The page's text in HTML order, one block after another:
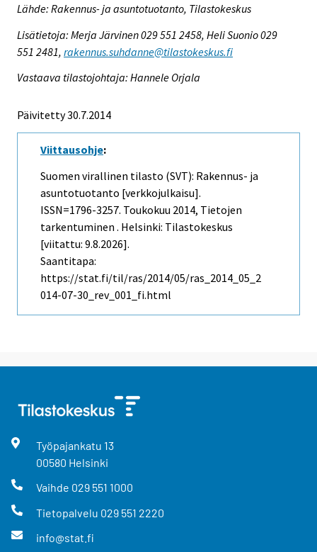
Lähde: Rakennus- ja asuntotuotanto, Tilastokeskus
Lisätietoja: Merja Järvinen 029 551 2458, Heli Suonio 029
551 2481, rakennus.suhdanne@tilastokeskus.fi
Vastaava tilastojohtaja: Hannele Orjala
Päivitetty 30.7.2014
Viittausohje:
Suomen virallinen tilasto (SVT): Rakennus- ja
asuntotuotanto [verkkojulkaisu].
ISSN=1796-3257. Toukokuu 2014, Tietojen
tarkentuminen . Helsinki: Tilastokeskus
[viitattu: 9.8.2026].
Saantitapa:
https://stat.fi/til/ras/2014/05/ras_2014_05_2
014-07-30_rev_001_fi.html
Työpajankatu 13
00580 Helsinki
Vaihde 029 551 1000
Tietopalvelu 029 551 2220
info@stat.fi